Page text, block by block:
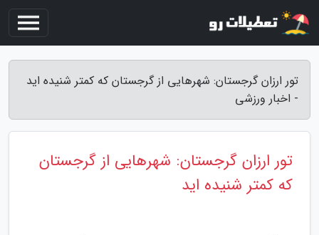
تور ارزان گرجستان: شهرهایی از گرجستان که کمتر شنیده اید
- اخبار ورزشی
تور ارزان گرجستان: شهرهایی از گرجستان
که کمتر شنیده اید